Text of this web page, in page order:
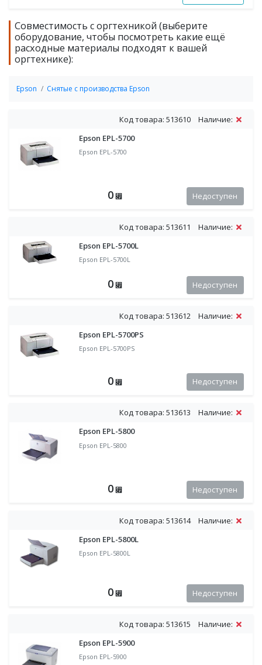
Совместимость с оргтехникой (выберите
оборудование, чтобы посмотреть какие ещё
расходные материалы подходят к вашей
оргтехнике):
Epson Снятые с производства Epson
Код товара: 513610
Наличие:
Epson EPL-5700
Epson EPL-5700
0 ⃏ Недоступен
Код товара: 513611
Наличие:
Epson EPL-5700L
Epson EPL-5700L
0 ⃏ Недоступен
Код товара: 513612
Наличие:
Epson EPL-5700PS
Epson EPL-5700PS
0 ⃏ Недоступен
Код товара: 513613
Наличие:
Epson EPL-5800
Epson EPL-5800
0 ⃏ Недоступен
Код товара: 513614
Наличие:
Epson EPL-5800L
Epson EPL-5800L
0 ⃏ Недоступен
Код товара: 513615
Наличие:
Epson EPL-5900
Epson EPL-5900